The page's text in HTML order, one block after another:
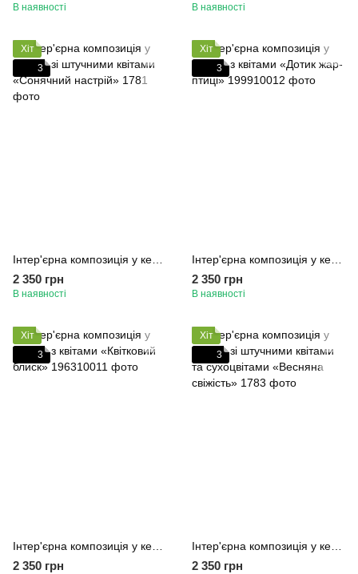
В наявності В наявності
Хіт
3
2 350 грн
В наявності
Хіт
3
2 350 грн
В наявності
Хіт
3
2 350 грн
Хіт
3
2 350 грн